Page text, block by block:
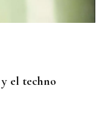
el techno